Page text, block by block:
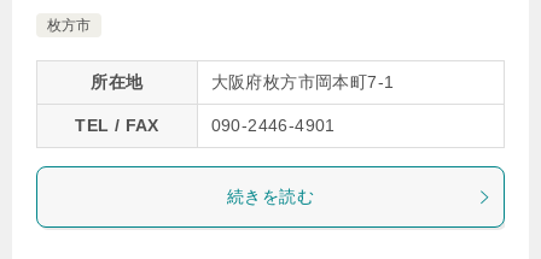
枚方市
所在地 大阪府枚方市岡本町7-1
TEL / FAX 090-2446-4901
続きを読む